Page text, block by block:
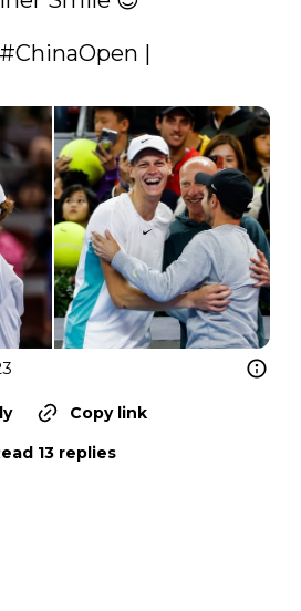
#ChinaOpen
Copy link
13 replies